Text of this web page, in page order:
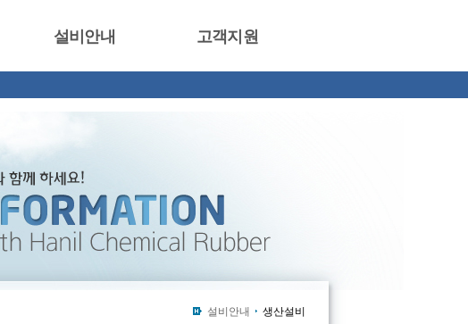
설비안내 고객지원
설비안내 생산설비